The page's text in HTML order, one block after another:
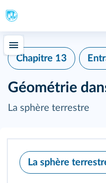
Chapitre 13
Géométrie
La sphère terrestre
La sphère